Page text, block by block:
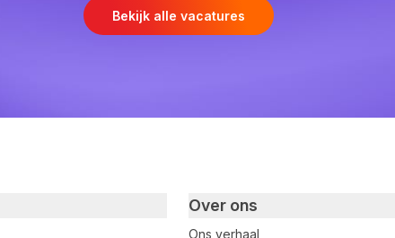
Bekijk alle vacatures
Over ons
Ons verhaal